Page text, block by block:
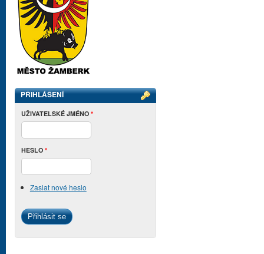
PŘIHLÁŠENÍ
UŽIVATELSKÉ JMÉNO *
HESLO *
Zaslat nové heslo